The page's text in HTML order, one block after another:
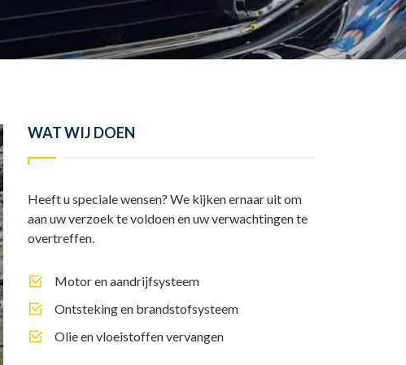
WAT WIJ DOEN
Heeft u speciale wensen? We kijken ernaar uit om
aan uw verzoek te voldoen en uw verwachtingen te
overtreffen.
Motor en aandrijfsysteem
Ontsteking en brandstofsysteem
Olie en vloeistoffen vervangen
I
n
A
p
L
i
l
e
n